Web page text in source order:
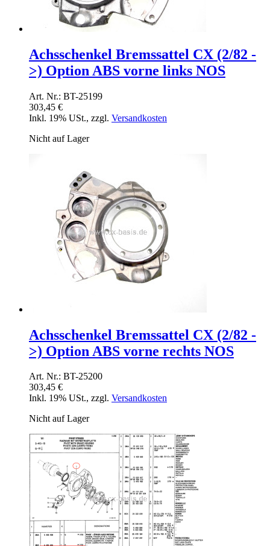
Achsschenkel Bremssattel CX (2/82 -
>) Option ABS vorne links NOS
Art. Nr.: BT-25199
303,45 €
Inkl. 19% USt., zzgl. Versandkosten
Nicht auf Lager
Achsschenkel Bremssattel CX (2/82 -
>) Option ABS vorne rechts NOS
Art. Nr.: BT-25200
303,45 €
Inkl. 19% USt., zzgl. Versandkosten
Nicht auf Lager